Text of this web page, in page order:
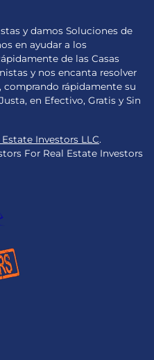
y damos Soluciones de
en ayudar a los
de las Casas
y nos encanta resolver
comprando rápidamente su
en Efectivo, Gratis y Sin
Estate Investors LLC.
For Real Estate Investors